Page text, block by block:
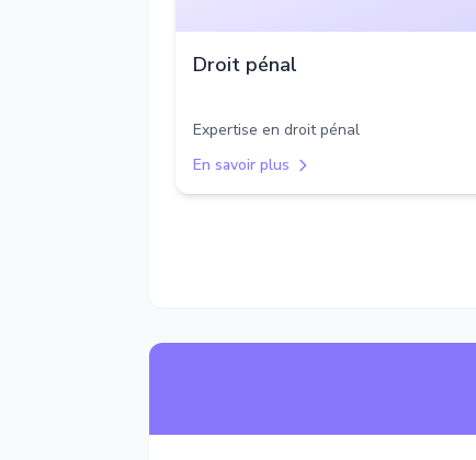
Droit pénal
Expertise en droit pénal
En savoir plus